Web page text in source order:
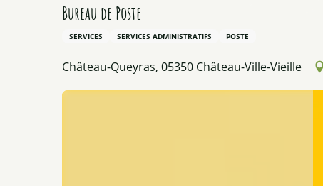
Bureau de Poste
SERVICES SERVICES ADMINISTRATIFS POSTE
Château-Queyras, 05350 Château-Ville-Vieille